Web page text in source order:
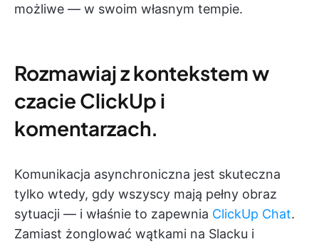
możliwe — w swoim własnym tempie.
Rozmawiaj z kontekstem w
czacie ClickUp i
komentarzach.
Komunikacja asynchroniczna jest skuteczna
tylko wtedy, gdy wszyscy mają pełny obraz
sytuacji — i właśnie to zapewnia ClickUp Chat.
Zamiast żonglować wątkami na Slacku i